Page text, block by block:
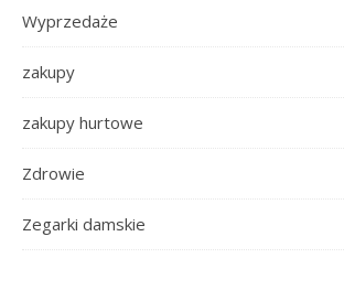
Wyprzedaże
zakupy
zakupy hurtowe
Zdrowie
Zegarki damskie